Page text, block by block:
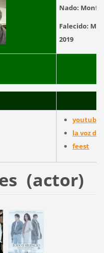
Nado:
Falecido:
2019
youtube
la voz de
feest
(actor)